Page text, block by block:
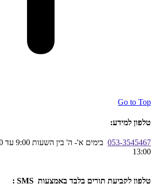
Go to Top
טלפון למידע:
053-3545467
13:00
טלפון לקביעת תורים בלבד באמצעות SMS :